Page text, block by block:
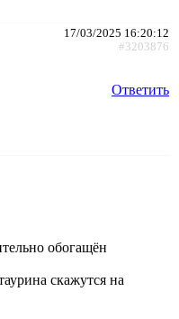
17/03/2025 16:20:12
#3203876
Ответить
обогащён
скажутся на